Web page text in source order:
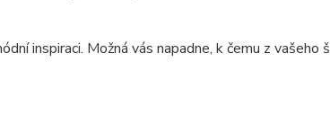
inspiraci. Možná vás napadne, k čemu z vašeho